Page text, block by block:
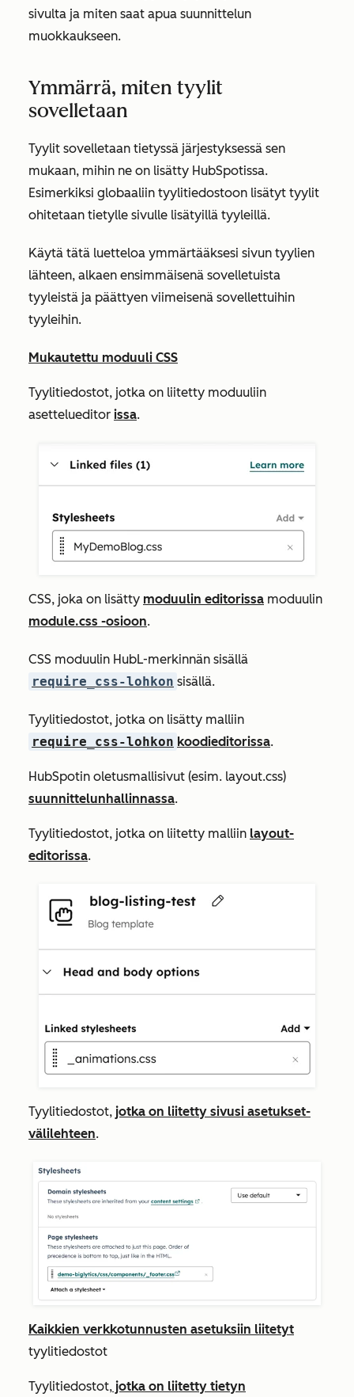
sivulta ja miten saat apua suunnittelun
muokkaukseen.
Ymmärrä, miten tyylit
sovelletaan
Tyylit sovelletaan tietyssä järjestyksessä sen
mukaan, mihin ne on lisätty HubSpotissa.
Esimerkiksi globaaliin tyylitiedostoon lisätyt tyylit
ohitetaan tietylle sivulle lisätyillä tyyleillä.
Käytä tätä luetteloa ymmärtääksesi sivun tyylien
lähteen, alkaen ensimmäisenä sovelletuista
tyyleistä ja päättyen viimeisenä sovellettuihin
tyyleihin.
Mukautettu moduuli CSS
Tyylitiedostot, jotka on liitetty moduuliin
asettelueditor issa.
CSS, joka on lisätty moduulin editorissa moduulin
module.css -osioon.
CSS moduulin HubL-merkinnän sisällä
require_css-lohkon sisällä.
Tyylitiedostot, jotka on lisätty malliin
require_css-lohkon koodieditorissa.
HubSpotin oletusmallisivut (esim. layout.css)
suunnittelunhallinnassa.
Tyylitiedostot, jotka on liitetty malliin layout-
editorissa.
Tyylitiedostot, jotka on liitetty sivusi asetukset-
välilehteen.
Kaikkien verkkotunnusten asetuksiin liitetyt
tyylitiedostot
Tyylitiedostot, jotka on liitetty tietyn